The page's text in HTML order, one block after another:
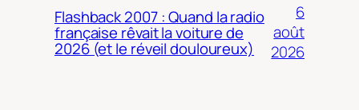
Flashback 2007 : Quand la radio
française rêvait la voiture de
2026 (et le réveil douloureux)
6
août
2026